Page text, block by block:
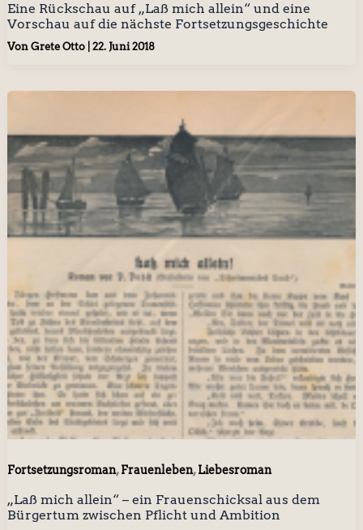
Eine Rückschau auf „Laß mich allein“ und eine
Vorschau auf die nächste Fortsetzungsgeschichte
Von Grete Otto 22. Juni 2018
Fortsetzungsroman,Frauenleben,Liebesroman
„Laß mich allein“ – ein Frauenschicksal aus dem
Bürgertum zwischen Pflicht und Ambition